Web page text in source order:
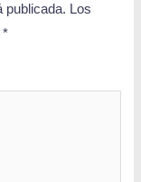
publicada. Los
*